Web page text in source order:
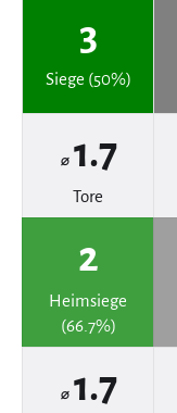
3
Siege (50%)
⌀ 1.7
Tore
2
Heimsiege
(66.7%)
⌀ 1.7